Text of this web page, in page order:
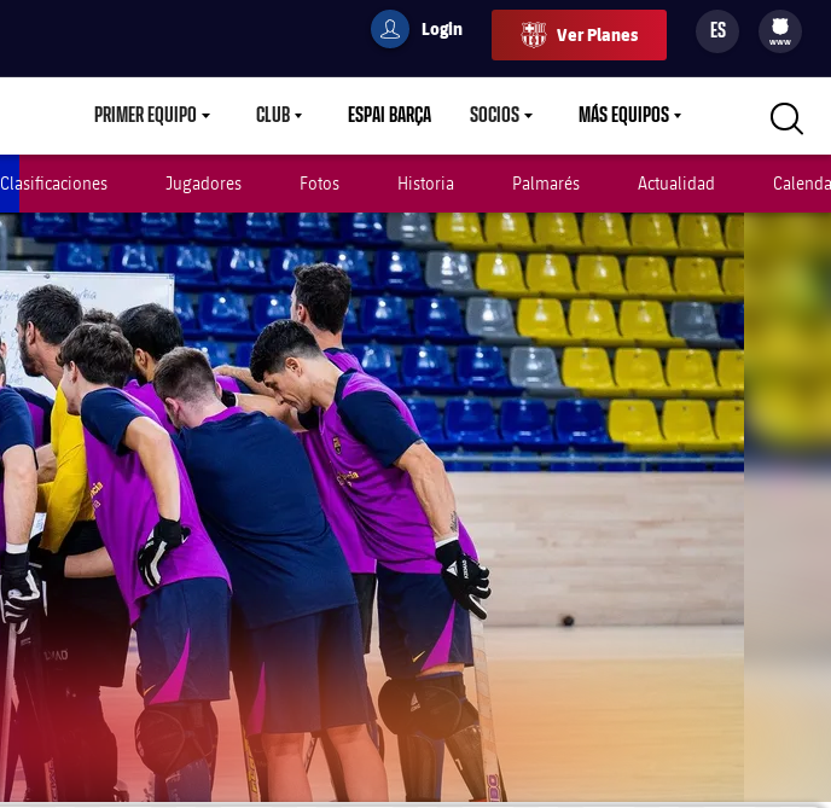
userCulers
Login Ver Planes ES
filled-badge
www
PRIMER EQUIPOLABEL.ARIA.CARETDOWN
CLUBLABEL.ARIA.CARETDOWN
ESPAI BARÇA SOCIOSLABEL.ARIA.CARETDOWN
MÁS EQUIPOSLABEL.ARIA.CARETDOWN
Clasificaciones Jugadores Fotos Historia Palmarés Actualidad